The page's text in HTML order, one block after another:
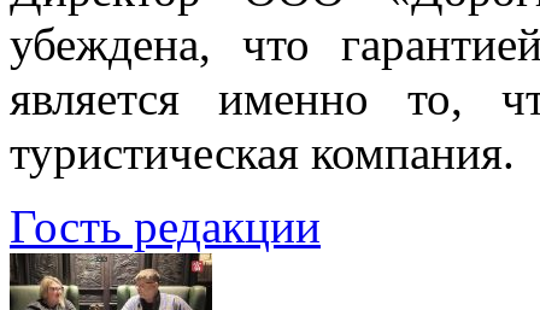
убеждена, что
является именно то,
туристическая компания.
Гость редакции